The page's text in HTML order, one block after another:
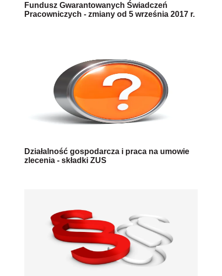
Fundusz Gwarantowanych Świadczeń
Pracowniczych - zmiany od 5 września 2017 r.
Działalność gospodarcza i praca na umowie
zlecenia - składki ZUS